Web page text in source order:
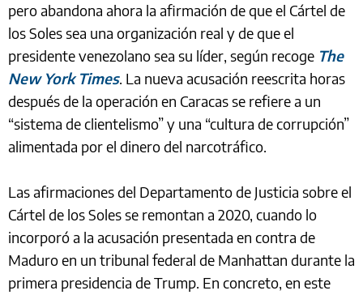
pero abandona ahora la afirmación de que el Cártel de
los Soles sea una organización real y de que el
presidente venezolano sea su líder, según recoge The
New York Times. La nueva acusación reescrita horas
después de la operación en Caracas se refiere a un
“sistema de clientelismo” y una “cultura de corrupción”
alimentada por el dinero del narcotráfico.
Las afirmaciones del Departamento de Justicia sobre el
Cártel de los Soles se remontan a 2020, cuando lo
incorporó a la acusación presentada en contra de
Maduro en un tribunal federal de Manhattan durante la
primera presidencia de Trump. En concreto, en este